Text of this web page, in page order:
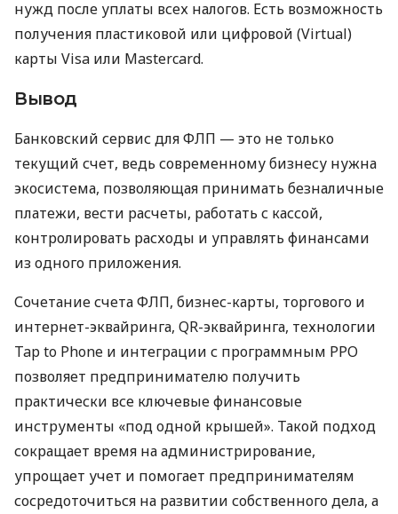
нужд после уплаты всех налогов. Есть возможность
получения пластиковой или цифровой (Virtual)
карты Visa или Mastercard.
Вывод
Банковский сервис для ФЛП — это не только
текущий счет, ведь современному бизнесу нужна
экосистема, позволяющая принимать безналичные
платежи, вести расчеты, работать с кассой,
контролировать расходы и управлять финансами
из одного приложения.
Сочетание счета ФЛП, бизнес-карты, торгового и
интернет-эквайринга, QR-эквайринга, технологии
Tap to Phone и интеграции с программным РРО
позволяет предпринимателю получить
практически все ключевые финансовые
инструменты «под одной крышей». Такой подход
сокращает время на администрирование,
упрощает учет и помогает предпринимателям
сосредоточиться на развитии собственного дела, а